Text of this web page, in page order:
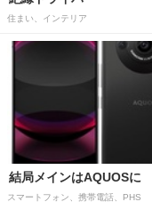
住まい、インテリア
結局メインはAQUOSに
スマートフォン、携帯電話、PHS